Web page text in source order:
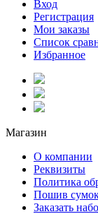
Вход
Регистрация
Мои заказы
Список
Избранное
Магазин
О компании
Реквизиты
Политика
Пошив сумок
Заказать